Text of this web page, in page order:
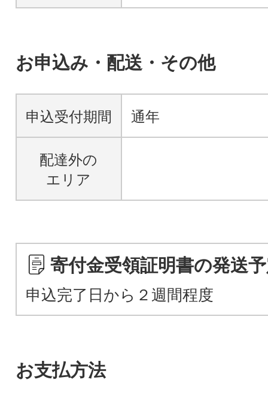
お申込み・配送・その他
申込受付期間 通年
配達外の
エリア
寄付金受領証明書の発送
申込完了日から２週間程度
お支払方法